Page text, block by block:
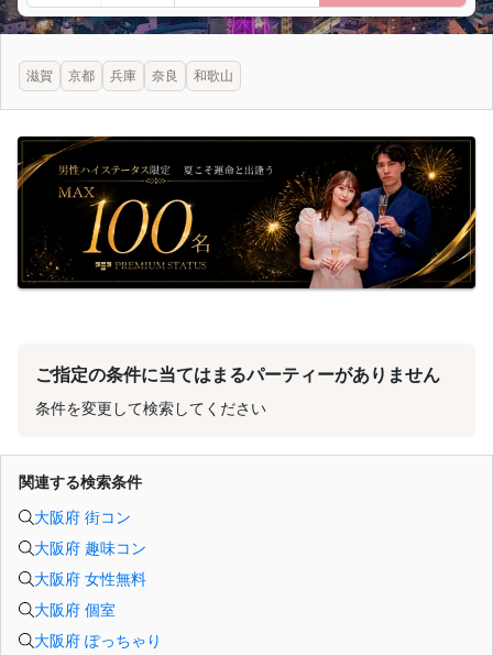
滋賀 京都 兵庫 奈良 和歌山
ご指定の条件に当てはまるパーティーがありません
条件を変更して検索してください
関連する検索条件
大阪府 街コン
大阪府 趣味コン
大阪府 女性無料
大阪府 個室
大阪府 ぽっちゃり